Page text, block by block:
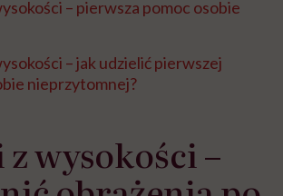
– pierwsza pomoc osobie
– jak udzielić pierwszej
nieprzytomnej?
wysokości –